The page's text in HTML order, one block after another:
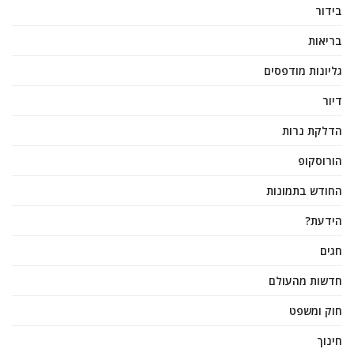
בידור
בריאות
גליונות מודפסים
דיור
הדלקת נרות
הורוסקופ
החודש בתמונות
הידעת?
חגים
חדשות מהעולם
חוק ומשפט
חינוך